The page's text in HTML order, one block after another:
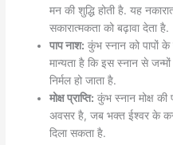
मन की शुद्धि होती है. यह
सकारात्मकता को बढ़ावा देता है.
पाप नाश: कुंभ स्नान को पापों के
मान्यता है कि इस स्नान से
निर्मल हो जाता है.
मोक्ष प्राप्ति: कुंभ स्नान मोक्ष की
अवसर है, जब भक्त ईश्वर के
दिला सकता है.